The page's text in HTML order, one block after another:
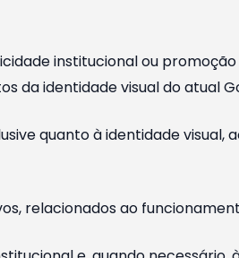
institucional ou promoção
da identidade visual do atual
quanto à identidade visual,
relacionados ao